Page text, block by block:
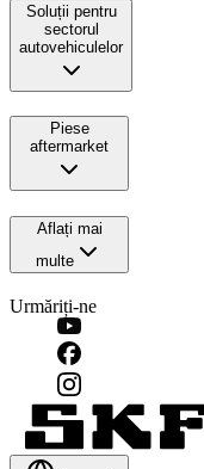
Soluții pentru
sectorul
autovehiculelor
Piese
aftermarket
Aflați mai
multe
Urmăriți-ne